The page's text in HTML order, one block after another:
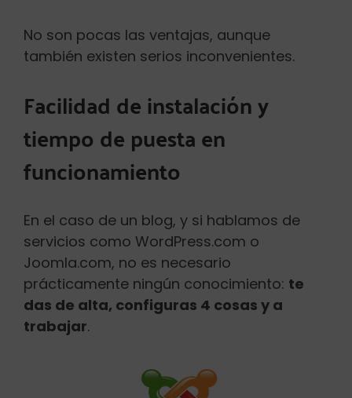
No son pocas las ventajas, aunque
también existen serios inconvenientes.
Facilidad de instalación y
tiempo de puesta en
funcionamiento
En el caso de un blog, y si hablamos de
servicios como WordPress.com o
Joomla.com, no es necesario
prácticamente ningún conocimiento: te
das de alta, configuras 4 cosas y a
trabajar.